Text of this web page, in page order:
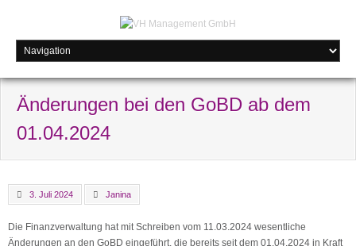
Änderungen bei den GoBD ab dem
01.04.2024
3. Juli 2024 Janina
Die Finanzverwaltung hat mit Schreiben vom 11.03.2024 wesentliche
Änderungen an den GoBD eingeführt, die bereits seit dem 01.04.2024 in Kraft